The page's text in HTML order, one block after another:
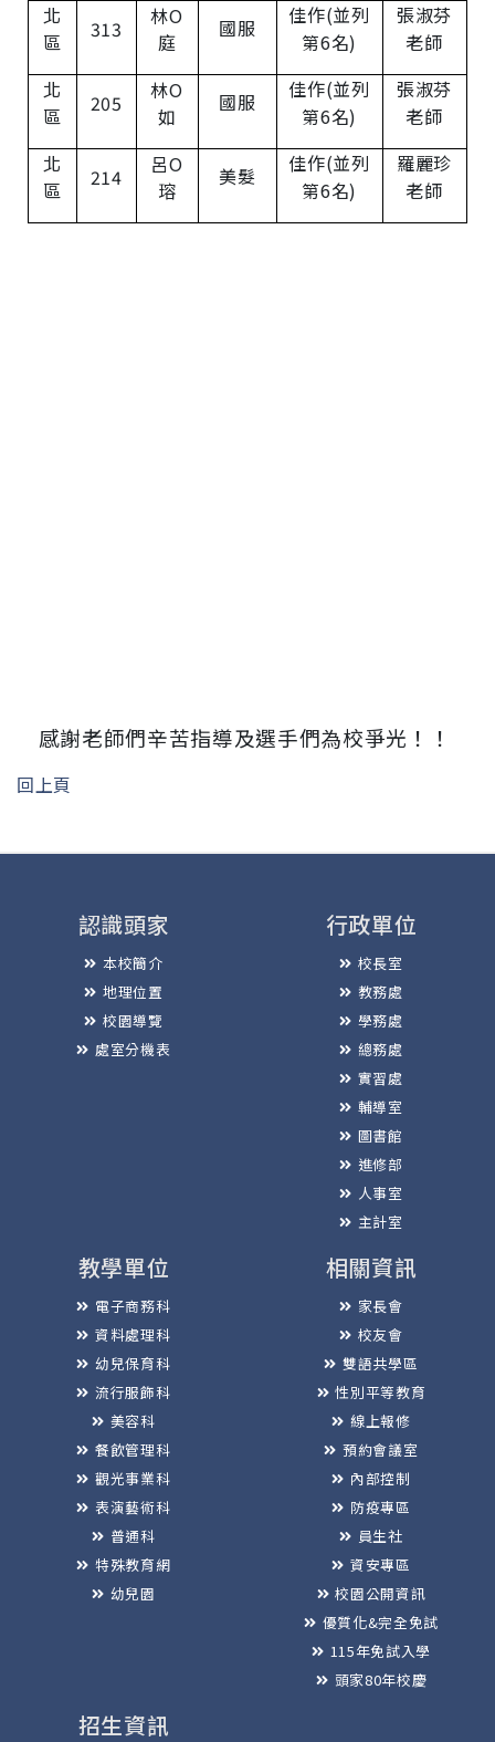
北
區
313
林O
庭
國服 佳作(並列
第6名)
張淑芬
老師
北
區
205
林O
如
國服 佳作(並列
第6名)
張淑芬
老師
北
區
214
呂O
瑢
美髮 佳作(並列
第6名)
羅麗珍
老師
感謝老師們辛苦指導及選手們為校爭光！！
回上頁
認識頭家
本校簡介
地理位置
校園導覽
處室分機表
行政單位
校長室
教務處
學務處
總務處
實習處
輔導室
圖書館
進修部
人事室
主計室
教學單位
電子商務科
資料處理科
幼兒保育科
流行服飾科
美容科
餐飲管理科
觀光事業科
表演藝術科
普通科
特殊教育網
幼兒園
相關資訊
家長會
校友會
雙語共學區
性別平等教育
線上報修
預約會議室
內部控制
防疫專區
員生社
資安專區
校園公開資訊
優質化&完全免試
115年免試入學
頭家80年校慶
招生資訊